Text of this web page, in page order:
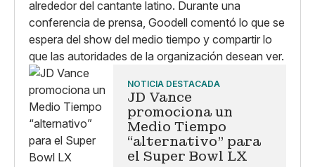
alrededor del cantante latino. Durante una
conferencia de prensa, Goodell comentó lo que se
espera del show del medio tiempo y compartir lo
que las autoridades de la organización desean ver.
NOTICIA DESTACADA
JD Vance
promociona un
Medio Tiempo
“alternativo” para
el Super Bowl LX